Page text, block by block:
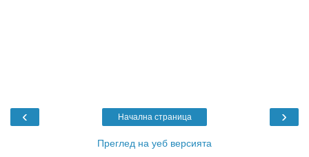
‹ ›
Начална страница
Преглед на уеб версията